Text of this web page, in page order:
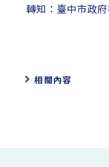
轉知：臺中市政
相關內容